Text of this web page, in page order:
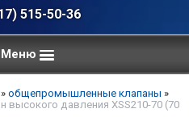
515-50-36
Меню
» общепромышленные клапаны »
давления XSS210-70 (70